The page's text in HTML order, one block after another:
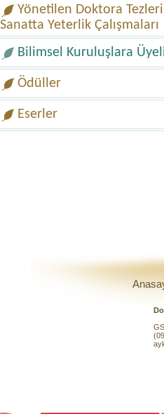
Yönetilen Doktora
Sanatta Yeterlik Çalışmaları
Bilimsel Kuruluşlara
Ödüller
Eserler